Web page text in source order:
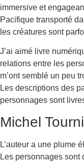
immersive et
Pacifique transporté
les créatures sont
J’ai aimé livre
relations entre les
m’ont semblé un peu
Les descriptions des
personnages sont
Michel
L’auteur a une plume
Les personnages sont